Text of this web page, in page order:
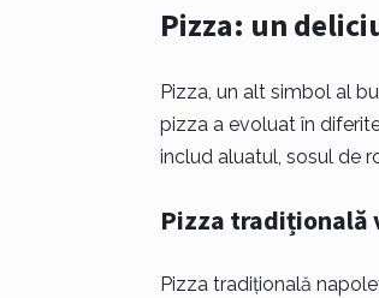
Pizza: un
Pizza, un alt simbol al
pizza a evoluat în
includ aluatul, sosul de
Pizza tradițională
Pizza tradițională